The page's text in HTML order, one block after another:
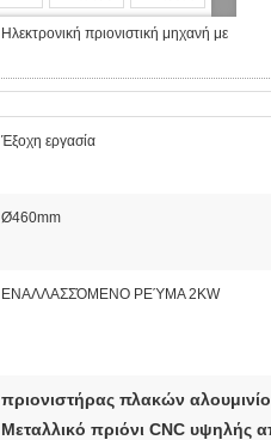
Ηλεκτρονική πριονιστική μηχανή με
Έξοχη εργασία
Ø460mm
ΕΝΑΛΛΑΣΣΌΜΕΝΟ ΡΕΎΜΑ 2KW
πριονιστήρας πλακών
Μεταλλικό πριόνι CNC υψηλής